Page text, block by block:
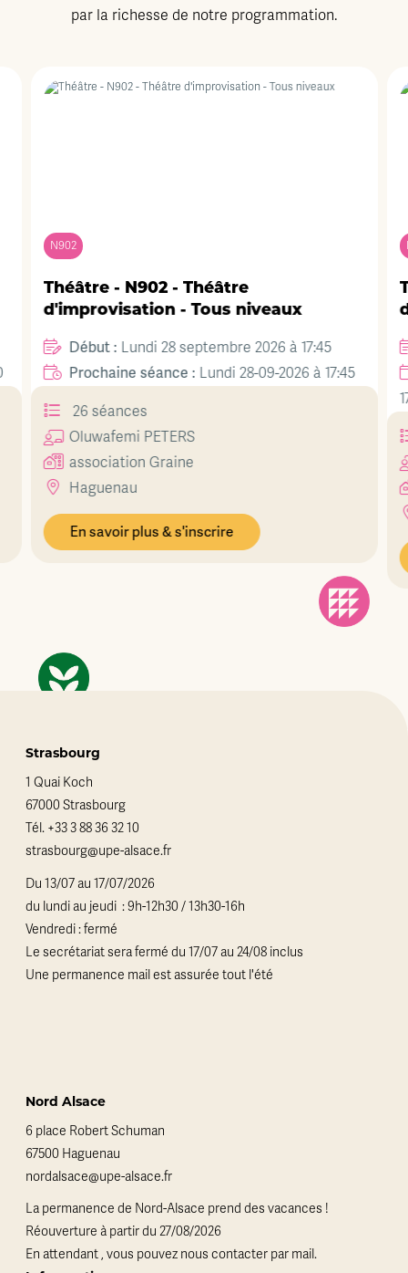
par la richesse de notre programmation.
N902
Théâtre - N902 - Théâtre
d'improvisation - Tous niveaux
Début : Lundi 28 septembre 2026 à 17:45
Prochaine séance : Lundi 28-09-2026 à 17:45
26 séances
Oluwafemi PETERS
association Graine
Haguenau
En savoir plus & s'inscrire
Strasbourg
1 Quai Koch
67000 Strasbourg
Tél. +33 3 88 36 32 10
strasbourg@upe-alsace.fr
Du 13/07 au 17/07/2026
du lundi au jeudi : 9h-12h30 / 13h30-16h
Vendredi : fermé
Le secrétariat sera fermé du 17/07 au 24/08 inclus
Une permanence mail est assurée tout l'été
Nord Alsace
6 place Robert Schuman
67500 Haguenau
nordalsace@upe-alsace.fr
La permanence de Nord-Alsace prend des vacances !
Réouverture à partir du 27/08/2026
En attendant , vous pouvez nous contacter par mail.